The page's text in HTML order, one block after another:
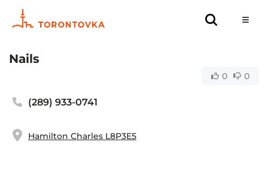
Nails
0 0
(289) 933-0741
Hamilton Charles L8P3E5